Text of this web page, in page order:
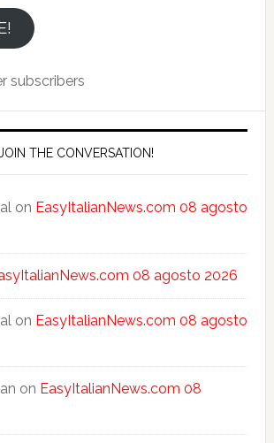
subscribers
THE CONVERSATION!
on EasyItalianNews.com 08 agosto
08 agosto 2026
on EasyItalianNews.com 08 agosto
on EasyItalianNews.com 08